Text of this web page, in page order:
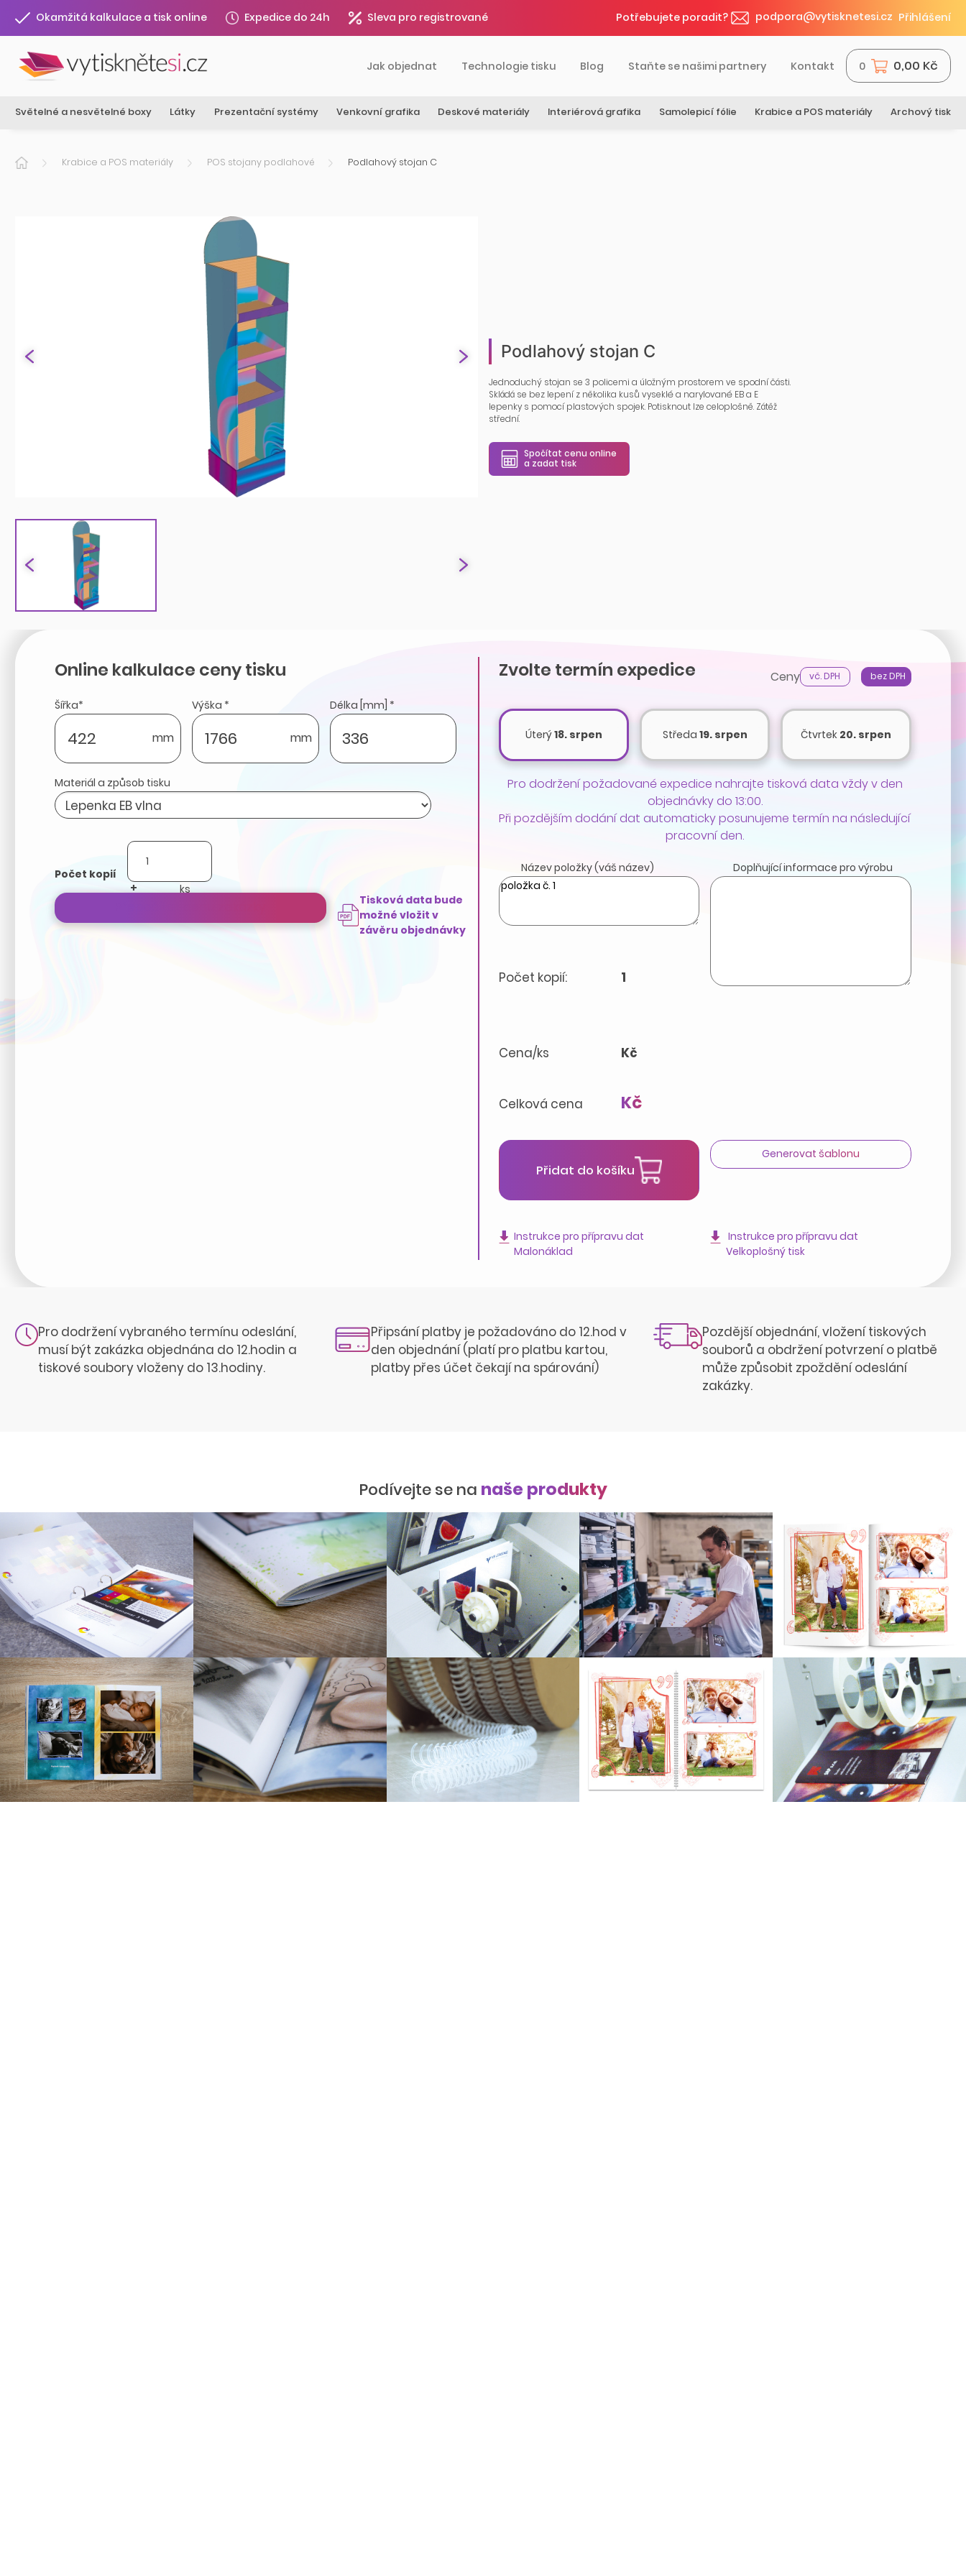
Okamžitá kalkulace a tisk online Expedice do 24h Sleva pro registrované Potřebujete poradit? podpora@vytisknetesi.cz Přihlášení
Jak objednat Technologie tisku Blog Staňte se našimi partnery Kontakt 0 0,00 Kč
Světelné a nesvětelné boxy Látky Prezentační systémy Venkovní grafika Deskové materiály Interiérová grafika Samolepicí fólie Krabice a POS materiály Archový tisk
Krabice a POS materiály POS stojany podlahové Podlahový stojan C
Podlahový stojan C
Jednoduchý stojan se 3 policemi a úložným prostorem ve spodní části.
Skládá se bez lepení z několika kusů vyseklé a narylované EB a E
lepenky s pomocí plastových spojek. Potisknout lze celoplošně. Zátěž
střední.
Spočítat cenu online
a zadat tisk
Online kalkulace ceny tisku
Šířka*
mm
Výška *
mm
Délka [mm] *
Materiál a způsob tisku
Počet kopií
+
Tisková data bude
možné vložit v
závěru objednávky
Zvolte termín expedice Ceny vč. DPH bez DPH
Úterý18. srpen Středa 19. srpen Čtvrtek 20. srpen
Pro dodržení požadované expedice nahrajte tisková data vždy v den
objednávky do 13:00.
Při pozdějším dodání dat automaticky posunujeme termín na následující
pracovní den.
Název položky (váš název)
Počet kopií: 1
Cena/ks Kč
Celková cena Kč
Doplňující informace pro výrobu
Přidat do košíku
Generovat šablonu
Instrukce pro přípravu dat
Malonáklad
Instrukce pro přípravu dat
Velkoplošný tisk
Pro dodržení vybraného termínu odeslání,
musí být zakázka objednána do 12.hodin a
tiskové soubory vloženy do 13.hodiny.
Připsání platby je požadováno do 12.hod v
den objednání (platí pro platbu kartou,
platby přes účet čekají na spárování)
Pozdější objednání, vložení tiskových
souborů a obdržení potvrzení o platbě
může způsobit zpoždění odeslání
zakázky.
Podívejte se na naše produkty